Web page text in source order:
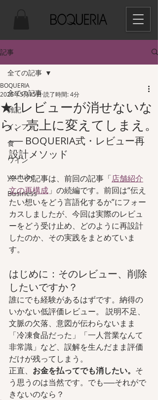
記事
全ての記事
雑記
インフォ
食
ワイン
youtube
Business
全ての記事
★1レビューが消せないな
ら、売上に変えてしまえ。
BOQUERIA
2025年5月15日読了時間: 4分
── BOQUERIA式・レビュー再
設計メソッド
※この記事は、前回の記事「店舗紹介
文の再構成 」の続編です。前回は“伝え
たい想いをどう言語化するか”にフォー
カスしましたが、今回は実際のレビュ
ーをどう受け止め、どのように再設計
したのか、その実践をまとめていま
す。
はじめに：そのレビュー、削除
したいですか？
誰にでも経験があるはずです。納得の
いかない低評価レビュー。 説明不足、
文脈の欠落、意図が伝わらないまま
「冷凍食品だった」「一人営業なんて
非常識」など、誤解を生んだまま評価
だけが残ってしまう。
正直、 お金を払ってでも消したい。 そ
う思うのは当然です。でも──それがで
きないのなら？